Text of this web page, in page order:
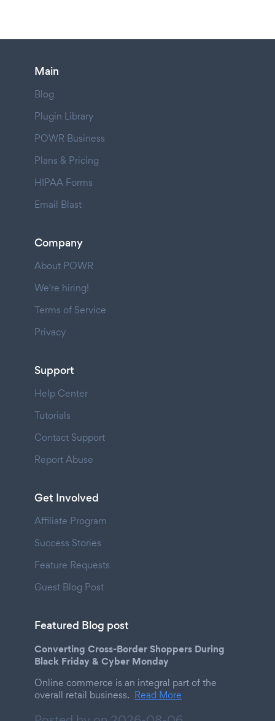
Main
Blog
Plugin Library
POWR Business
Plans & Pricing
HIPAA Forms
Email Blast
Company
About POWR
We're hiring!
Terms of Service
Privacy
Support
Help Center
Tutorials
Contact Support
Report Abuse
Get Involved
Affiliate Program
Success Stories
Feature Requests
Guest Blog Post
Featured Blog post
Converting Cross-Border Shoppers During
Black Friday & Cyber Monday
Online commerce is an integral part of the
overall retail business. Read More